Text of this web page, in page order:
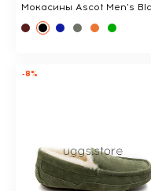
Мокасины Ascot Men's
-8%